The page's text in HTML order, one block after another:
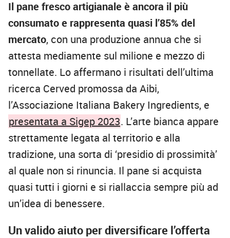
Il pane fresco artigianale è ancora il più
consumato e rappresenta quasi l’85% del
mercato, con una produzione annua che si
attesta mediamente sul milione e mezzo di
tonnellate. Lo affermano i risultati dell’ultima
ricerca Cerved promossa da Aibi,
l’Associazione Italiana Bakery Ingredients, e
presentata a Sigep 2023. L’arte bianca appare
strettamente legata al territorio e alla
tradizione, una sorta di ‘presidio di prossimità’
al quale non si rinuncia. Il pane si acquista
quasi tutti i giorni e si riallaccia sempre più ad
un’idea di benessere.
Un valido aiuto per diversificare l’offerta